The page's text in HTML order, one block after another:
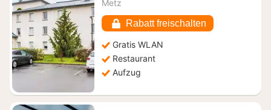
Metz
Rabatt freischalten
Gratis WLAN
Restaurant
Aufzug